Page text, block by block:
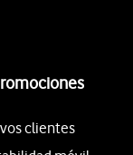
clientes